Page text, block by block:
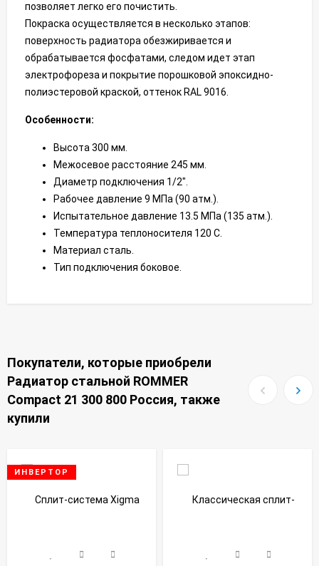
позволяет легко его почистить.
Покраска осуществляется в несколько этапов:
поверхность радиатора обезжиривается и
обрабатывается фосфатами, следом идет этап
электрофореза и покрытие порошковой эпоксидно-
полиэстеровой краской, оттенок RAL 9016.
Особенности:
Высота 300 мм.
Межосевое расстояние 245 мм.
Диаметр подключения 1/2".
Рабочее давление 9 МПа (90 атм.).
Испытательное давление 13.5 МПа (135 атм.).
Температура теплоносителя 120 С.
Материал сталь.
Тип подключения боковое.
Покупатели, которые приобрели
Радиатор стальной ROMMER
Compact 21 300 800 Россия, также
купили
ИНВЕРТОР